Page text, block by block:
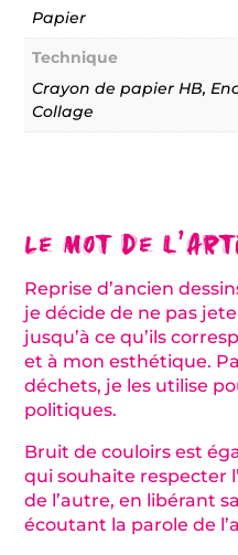
Papier
Technique
Crayon de papier HB,
Collage
Le mot de
Reprise d’ancien
je décide de ne pas
jusqu’à ce qu’ils
et à mon esthétique.
déchets, je les utilise
politiques.
Bruit de couloirs est
qui souhaite respecter
de l’autre, en libérant
écoutant la parole de